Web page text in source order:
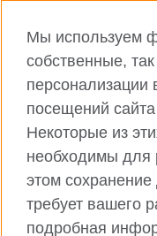
Connect with us
Facebook
TikTok
Британский Совет
Мы используем
собственные,
персонализации
посещений
Некоторые из
необходимы для
этом
требует вашего
подробная